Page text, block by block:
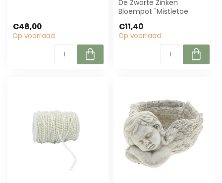
€48,00
Op voorraad
De Zwarte Zinken
Bloempot "Mistletoe
perfect voor ke...
€11,40
Op voorraad